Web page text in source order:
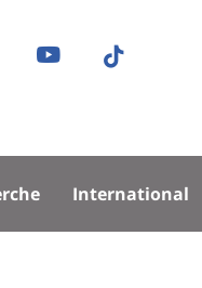
LinkedInYoutubeTikTok
International